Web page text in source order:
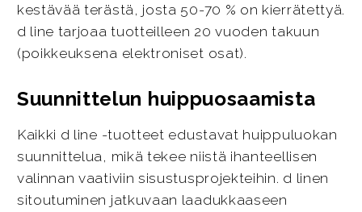
kestävää terästä, josta 50-70 % on kierrätettyä.
d line tarjoaa tuotteilleen 20 vuoden takuun
(poikkeuksena elektroniset osat).
Suunnittelun huippuosaamista
Kaikki d line -tuotteet edustavat huippuluokan
suunnittelua, mikä tekee niistä ihanteellisen
valinnan vaativiin sisustusprojekteihin. d linen
sitoutuminen jatkuvaan laadukkaaseen